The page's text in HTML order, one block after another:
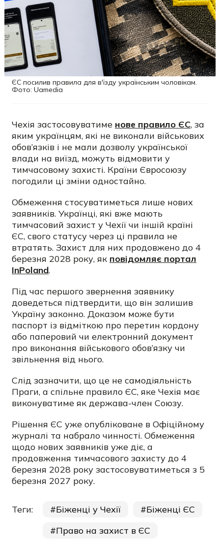
ЄС посилив правила для в'їзду українським чоловікам.
Фото: Uamedia
Чехія застосовуватиме нове правило ЄС, за
яким українцям, які не виконали військових
обов’язків і не мали дозволу української
влади на виїзд, можуть відмовити у
тимчасовому захисті. Країни Євросоюзу
погодили ці зміни одностайно.
Обмеження стосуватиметься лише нових
заявників. Українці, які вже мають
тимчасовий захист у Чехії чи іншій країні
ЄС, свого статусу через ці правила не
втратять. Захист для них продовжено до 4
березня 2028 року, як повідомляє портал
InPoland.
Під час першого звернення заявнику
доведеться підтвердити, що він залишив
Україну законно. Доказом може бути
паспорт із відміткою про перетин кордону
або паперовий чи електронний документ
про виконання військового обов’язку чи
звільнення від нього.
Слід зазначити, що це не самодіяльність
Праги, а спільне правило ЄС, яке Чехія має
виконуватиме як держава-член Союзу.
Рішення ЄС уже опубліковане в Офіційному
журналі та набрало чинності. Обмеження
щодо нових заявників уже діє, а
продовження тимчасового захисту до 4
березня 2028 року застосовуватиметься з 5
березня 2027 року.
Теги: Біженці у Чехії
Біженці ЄС
Право на захист в ЄС